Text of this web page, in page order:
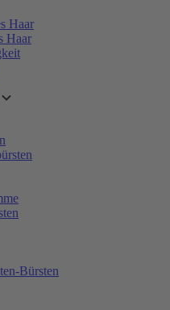
Haar
Haar
Bürsten